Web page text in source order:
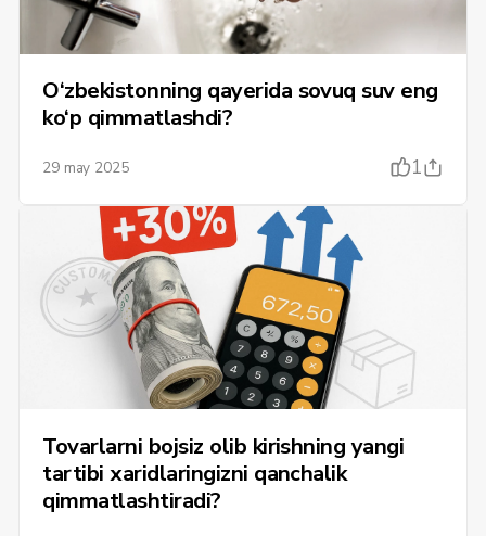
O‘zbekistonning qayerida sovuq suv eng
ko‘p qimmatlashdi?
29 may 2025 1
Tovarlarni bojsiz olib kirishning yangi
tartibi xaridlaringizni qanchalik
qimmatlashtiradi?